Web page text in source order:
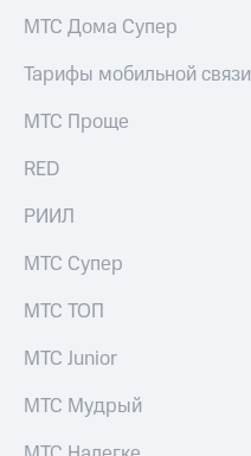
Акции
Домашний
Домашнее
Перейти
со своим
Premium
Подписка
другое
Семейная
группа
Скидка
общие
МТС Дома Супер
Тарифы мобильной связи
МТС Проще
RED
РИИЛ
МТС Супер
МТС ТОП
МТС Junior
МТС Мудрый